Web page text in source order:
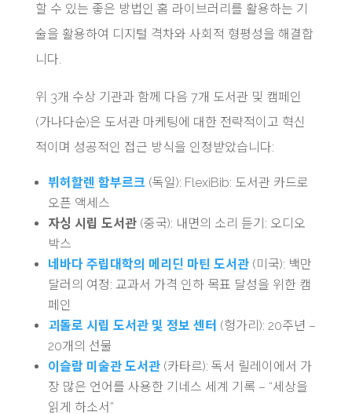
할 수 있는 좋은 방법인 홈 라이브러리를 활용하는 기
술을 활용하여 디지털 격차와 사회적 형평성을 해결합
니다.
위 3개 수상 기관과 함께 다음 7개 도서관 및 캠페인
(가나다순)은 도서관 마케팅에 대한 전략적이고 혁신
적이며 성공적인 접근 방식을 인정받았습니다:
뷔허할렌 함부르크 (독일): FlexiBib: 도서관 카드로
오픈 액세스
자싱 시립 도서관(중국): 내면의 소리 듣기: 오디오
박스
네바다 주립대학의 메리딘 마틴 도서관(미국): 백만
달러의 여정: 교과서 가격 인하 목표 달성을 위한 캠
페인
괴돌로 시립 도서관 및 정보 센터 (헝가리): 20주년 –
20개의 선물
이슬람 미술관 도서관(카타르): 독서 릴레이에서 가
장 많은 언어를 사용한 기네스 세계 기록 – “세상을
읽게 하소서”